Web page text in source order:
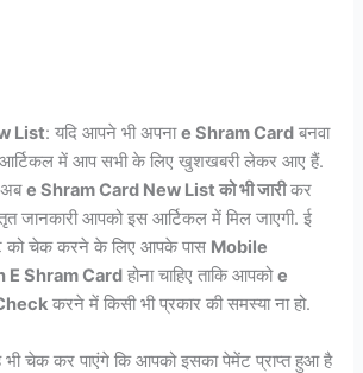
List: यदि आपने भी अपनाe Shram Card बनवा
में आप सभी के लिए खुशखबरी लेकर आए हैं.
अबe Shram Card New List को भी जारीकर
जानकारी आपको इस आर्टिकल में मिल जाएगी. ई
को चेक करने के लिए आपके पास Mobile
E Shram Card होना चाहिए ताकि आपकोe
करने में किसी भी प्रकार की समस्या ना हो.
चेक कर पाएंगे कि आपको इसका पेमेंट प्राप्त हुआ है